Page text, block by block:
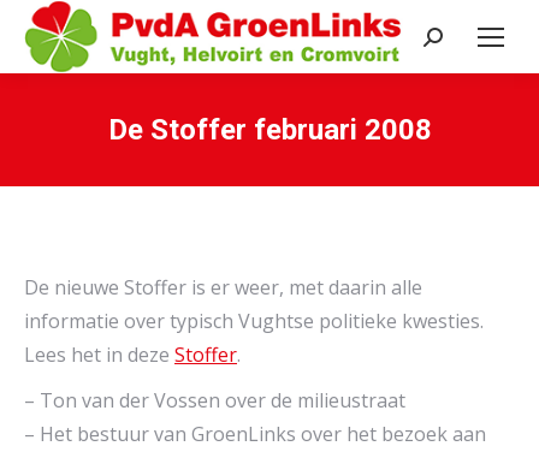
Search:
De Stoffer februari 2008
De nieuwe Stoffer is er weer, met daarin alle
informatie over typisch Vughtse politieke kwesties.
Lees het in deze Stoffer.
– Ton van der Vossen over de milieustraat
– Het bestuur van GroenLinks over het bezoek aan